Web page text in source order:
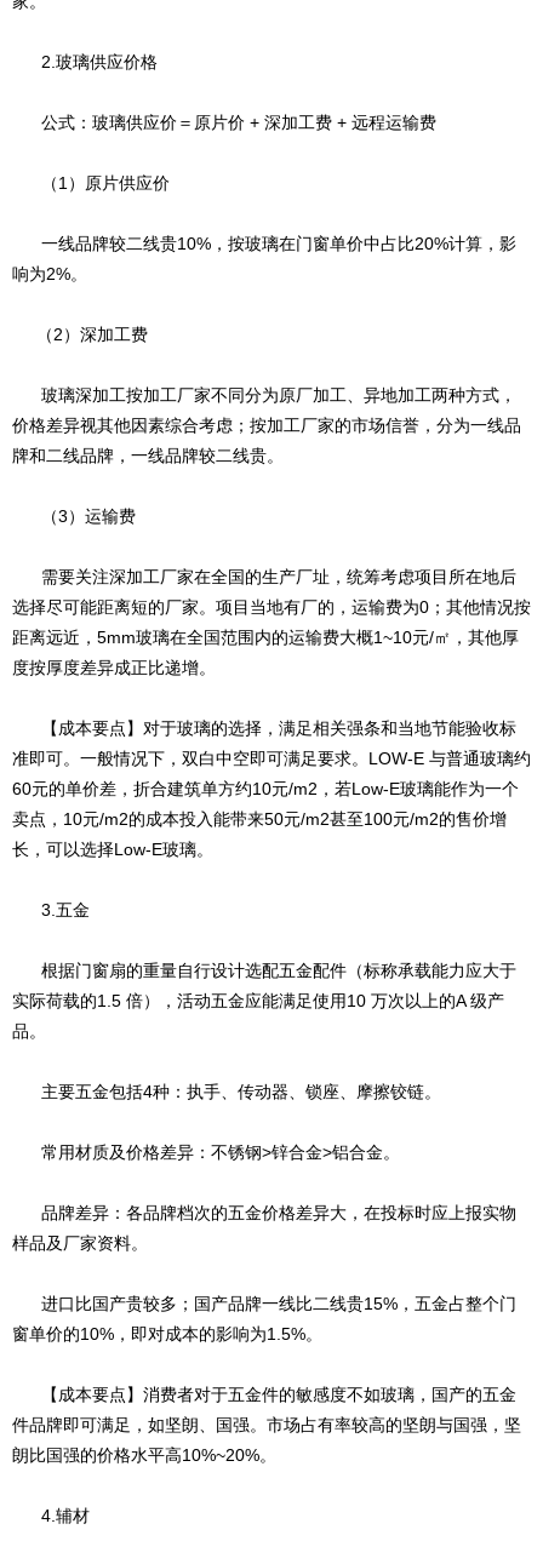
2.玻璃供应价格
公式：玻璃供应价＝原片价 + 深加工费 + 远程运输费
（1）原片供应价
一线品牌较二线贵10%，按玻璃在门窗单价中占比20%计算，影
响为2%。
（2）深加工费
玻璃深加工按加工厂家不同分为原厂加工、异地加工两种方式，
价格差异视其他因素综合考虑；按加工厂家的市场信誉，分为一线品
牌和二线品牌，一线品牌较二线贵。
（3）运输费
需要关注深加工厂家在全国的生产厂址，统筹考虑项目所在地后
选择尽可能距离短的厂家。项目当地有厂的，运输费为0；其他情况按
距离远近，5mm玻璃在全国范围内的运输费大概1~10元/㎡，其他厚
度按厚度差异成正比递增。
【成本要点】对于玻璃的选择，满足相关强条和当地节能验收标
准即可。一般情况下，双白中空即可满足要求。LOW-E 与普通玻璃约
60元的单价差，折合建筑单方约10元/m2，若Low-E玻璃能作为一个
卖点，10元/m2的成本投入能带来50元/m2甚至100元/m2的售价增
长，可以选择Low-E玻璃。
3.五金
根据门窗扇的重量自行设计选配五金配件（标称承载能力应大于
实际荷载的1.5 倍），活动五金应能满足使用10 万次以上的A 级产
品。
主要五金包括4种：执手、传动器、锁座、摩擦铰链。
常用材质及价格差异：不锈钢>锌合金>铝合金。
品牌差异：各品牌档次的五金价格差异大，在投标时应上报实物
样品及厂家资料。
进口比国产贵较多；国产品牌一线比二线贵15%，五金占整个门
窗单价的10%，即对成本的影响为1.5%。
【成本要点】消费者对于五金件的敏感度不如玻璃，国产的五金
件品牌即可满足，如坚朗、国强。市场占有率较高的坚朗与国强，坚
朗比国强的价格水平高10%~20%。
4.辅材